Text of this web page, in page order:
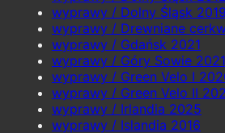
wyprawy / Dolny Śląsk 2019
wyprawy / Drewniane
wyprawy / Gdańsk 2021
wyprawy / Góry Sowie 2021
wyprawy / Green Velo I
wyprawy / Green Velo II
wyprawy / Irlandia 2025
wyprawy / Islandia 2016